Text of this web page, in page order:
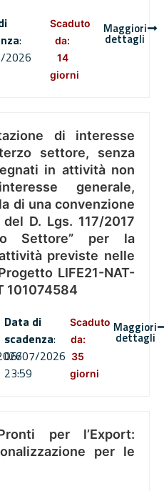
:
2026
Scaduto
da:
14
giorni
Maggiori
dettagli
di interesse
settore, senza
in attività non
generale,
di una convenzione
D. Lgs. 117/2017
Settore” per la
previste nelle
LIFE21-NAT-
101074584
Data di
scadenza:
06/07/2026
23:59
Scaduto
da:
35
giorni
Maggiori
dettagli
per l’Export:
per le